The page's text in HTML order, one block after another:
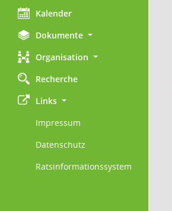
Kalender
Dokumente
Organisation
Recherche
Links
Impressum
Datenschutz
Ratsinformationssystem